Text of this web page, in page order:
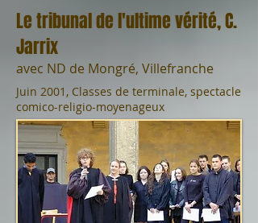
Le tribunal de l'ultime vérité, C.
Jarrix
avec ND de Mongré, Villefranche
Juin 2001, Classes de terminale, spectacle
comico-religio-moyenageux